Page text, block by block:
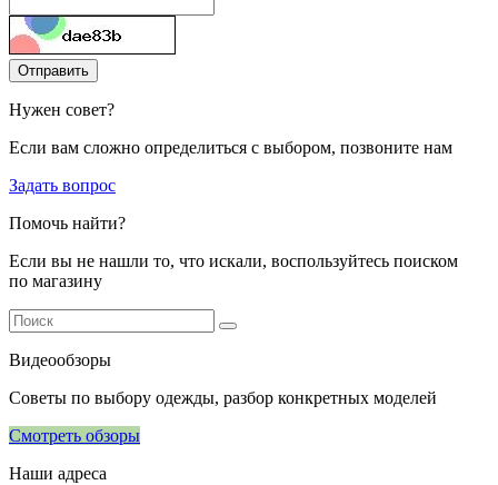
Отправить
Нужен совет?
Если вам сложно определиться с выбором, позвоните нам
Задать вопрос
Помочь найти?
Если вы не нашли то, что искали, воспользуйтесь поиском
по магазину
Видеообзоры
Советы по выбору одежды, разбор конкретных моделей
Смотреть обзоры
Наши адреса